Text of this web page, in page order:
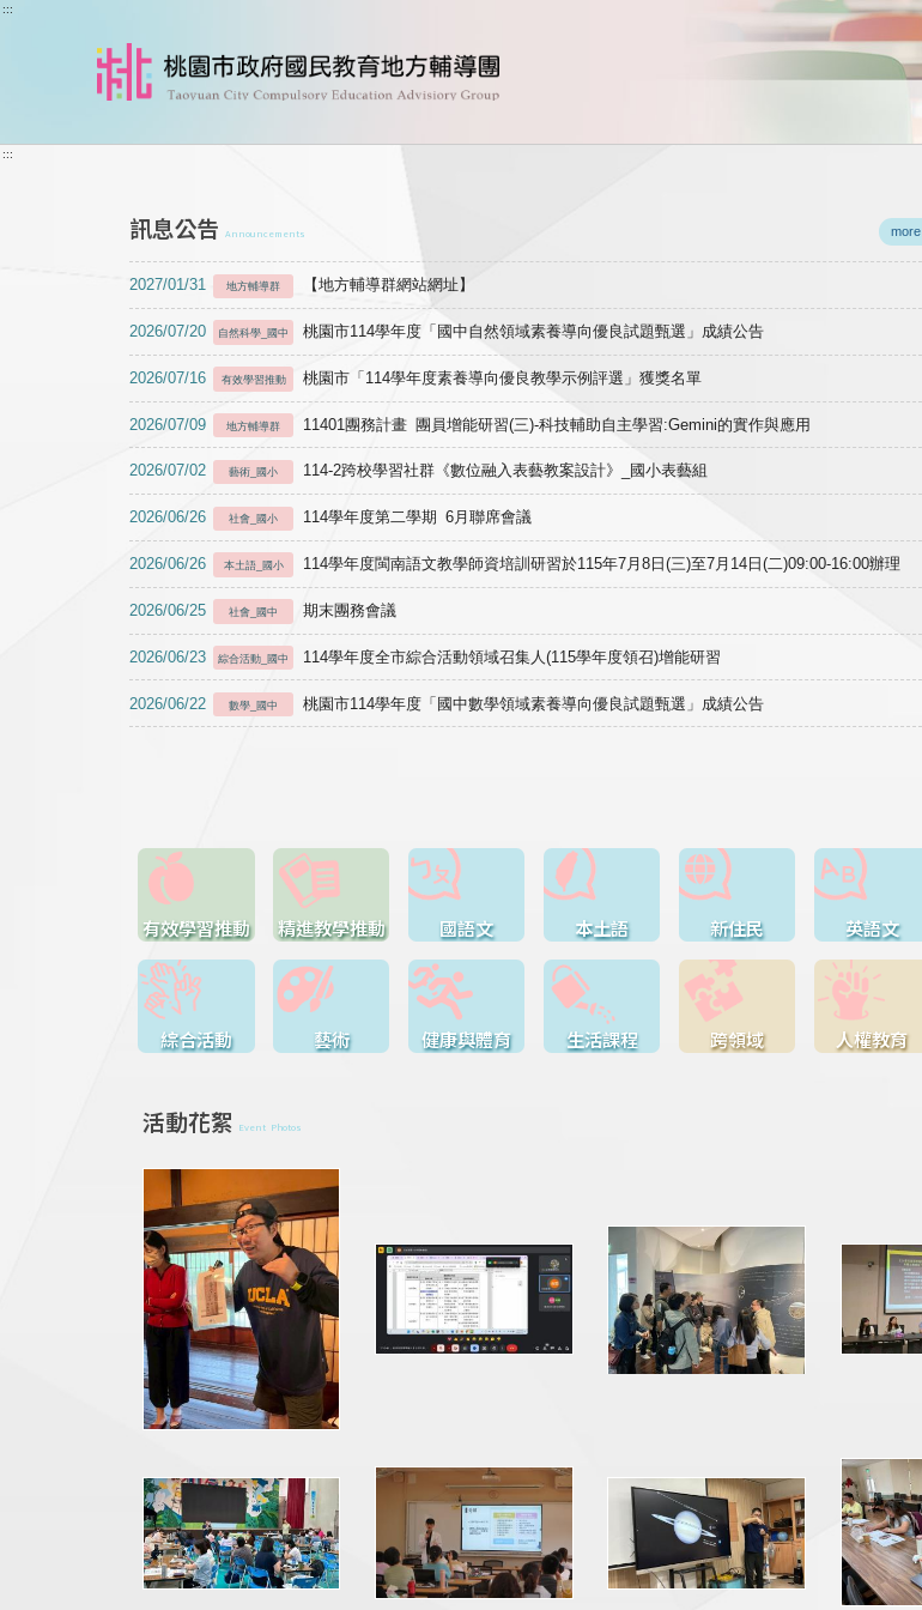
跳到主要內容
:::
:::
訊息公告 Announcements more
2027/01/31 地方輔導群 【地方輔導群網站網址】
2026/07/20 自然科學_國中 桃園市114學年度「國中自然領域素養導向優良試題甄選」成績公告
2026/07/16 有效學習推動 桃園市「114學年度素養導向優良教學示例評選」獲獎名單
2026/07/09 地方輔導群 11401團務計畫 團員增能研習(三)-科技輔助自主學習:Gemini的實作與應用
2026/07/02 藝術_國小 114-2跨校學習社群《數位融入表藝教案設計》_國小表藝組
2026/06/26 社會_國小 114學年度第二學期 6月聯席會議
2026/06/26 本土語_國小 114學年度閩南語文教學師資培訓研習於115年7月8日(三)至7月14日(二)09:00-16:00辦理
2026/06/25 社會_國中 期末團務會議
2026/06/23 綜合活動_國中 114學年度全市綜合活動領域召集人(115學年度領召)增能研習
2026/06/22 數學_國中 桃園市114學年度「國中數學領域素養導向優良試題甄選」成績公告
有效學習推動 精進教學推動 國語文 本土語 新住民 英語文
綜合活動 藝術 健康與體育 生活課程 跨領域 人權教育
活動花絮 Event Photos